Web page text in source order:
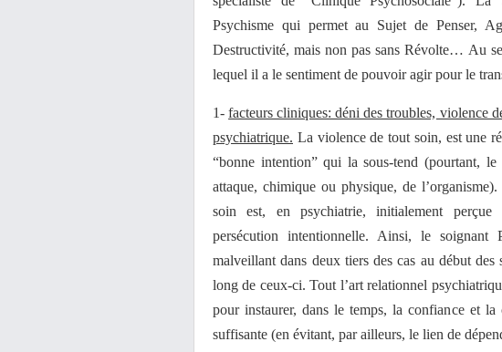
Psychisme qui permet au Sujet de Penser,
Destructivité, mais non pas sans Révolte… Au
lequel il a le sentiment de pouvoir agir pour le
1-facteurs cliniques: déni des troubles, violence
psychiatrique. La violence de tout soin, est une
“bonne intention” qui la sous-tend (pourtant,
attaque, chimique ou physique, de
soin est, en psychiatrie, initialement perçue
persécution intentionnelle. Ainsi, le
malveillant dans deux tiers des cas au début des
long de ceux-ci. Tout l’art relationnel
pour instaurer, dans le temps, la confiance et la
suffisante (en évitant, par ailleurs, le lien de